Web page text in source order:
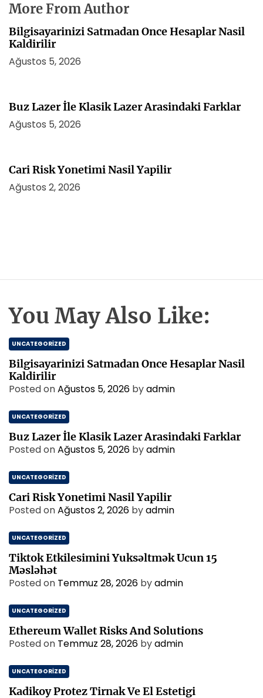
More From Author
Bilgisayarinizi Satmadan Once Hesaplar Nasil
Kaldirilir
Ağustos 5, 2026
Buz Lazer İle Klasik Lazer Arasindaki Farklar
Ağustos 5, 2026
Cari Risk Yonetimi Nasil Yapilir
Ağustos 2, 2026
You May Also Like:
UNCATEGORIZED
Bilgisayarinizi Satmadan Once Hesaplar Nasil
Kaldirilir
Posted onAğustos 5, 2026 byadmin
UNCATEGORIZED
Buz Lazer İle Klasik Lazer Arasindaki Farklar
Posted onAğustos 5, 2026 byadmin
UNCATEGORIZED
Cari Risk Yonetimi Nasil Yapilir
Posted onAğustos 2, 2026 byadmin
UNCATEGORIZED
Tiktok Etkilesimini Yuksəltmək Ucun 15
Məsləhət
Posted on Temmuz 28, 2026 byadmin
UNCATEGORIZED
Ethereum Wallet Risks And Solutions
Posted on Temmuz 28, 2026 byadmin
UNCATEGORIZED
Kadikoy Protez Tirnak Ve El Estetigi